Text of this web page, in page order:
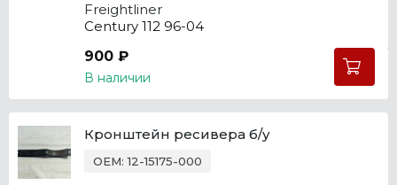
Freightliner
Century 112 96-04
900 ₽
В наличии
Кронштейн ресивера б/у
OEM: 12-15175-000